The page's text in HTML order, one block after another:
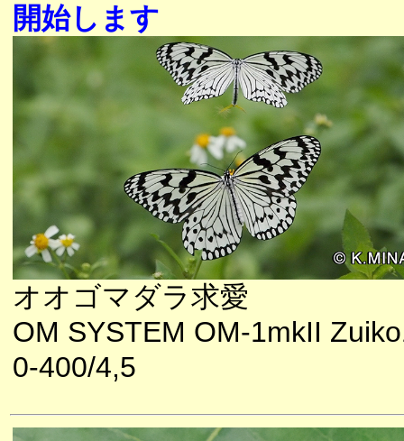
開始します
オオゴマダラ求愛
OM SYSTEM OM-1mkII
0-400/4,5